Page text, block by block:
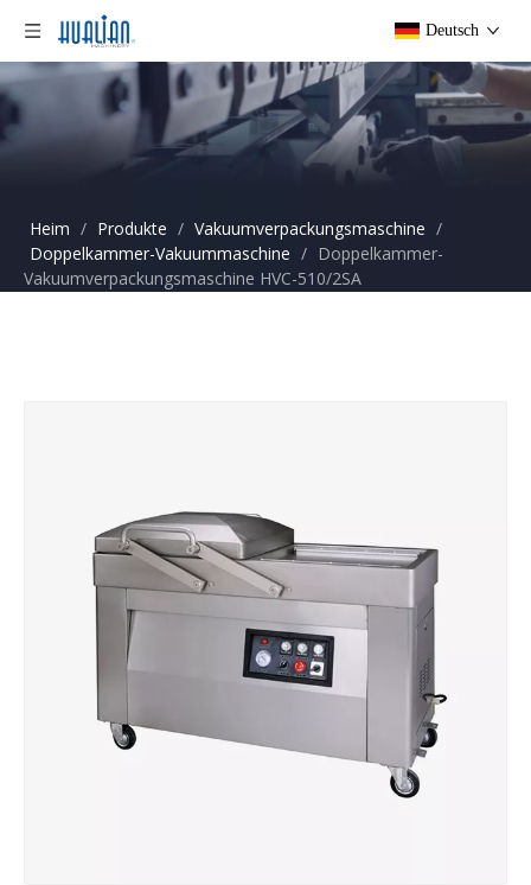
Deutsch
Heim / Produkte / Vakuumverpackungsmaschine /
Doppelkammer-Vakuummaschine / Doppelkammer-
Vakuumverpackungsmaschine HVC-510/2SA